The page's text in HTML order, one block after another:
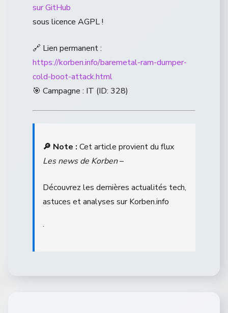
sur GitHub
sous licence AGPL !
🔗 Lien permanent :
https://korben.info/baremetal-ram-dumper-
cold-boot-attack.html
🎯 Campagne : IT (ID: 328)
🔎 Note : Cet article provient du flux
Les news de Korben–
Découvrez les dernières actualités tech,
astuces et analyses sur Korben.info
.